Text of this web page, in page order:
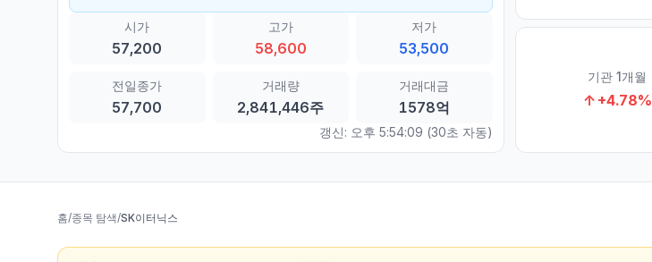
시가
57,200
고가
58,600
저가
53,500
전일종가
57,700
거래량
2,841,446주
거래대금
1578억
갱신: 오후 5:54:09 (30초 자동)
기관 1개월
↑ +4.78%
홈/종목 탐색/SK이터닉스